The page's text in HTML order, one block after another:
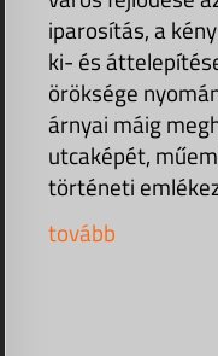
iparosítás, a
ki- és
öröksége
árnyai máig
utcaképét,
történeti
tovább